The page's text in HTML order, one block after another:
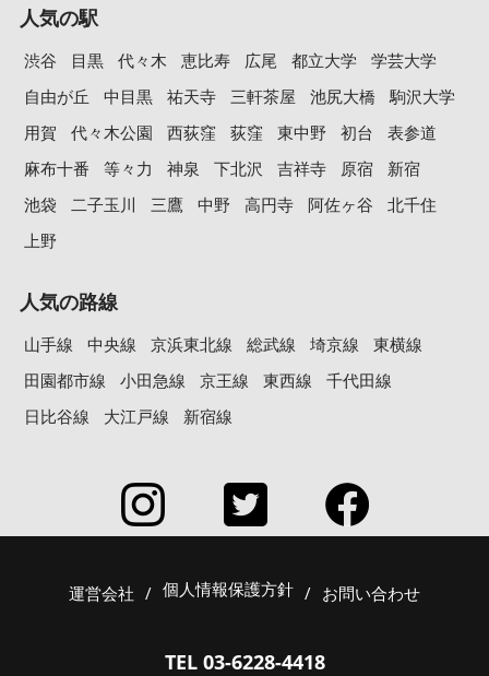
人気の駅
渋谷 目黒 代々木 恵比寿 広尾 都立大学
学芸大学
自由が丘
中目黒 祐天寺 三軒茶屋 池尻大橋
駒沢大学
用賀
代々木公園 西荻窪 荻窪 東中野 初台
表参道
麻布十番
等々力 神泉 下北沢 吉祥寺 原宿
新宿
池袋
二子玉川 三鷹 中野 高円寺 阿佐ヶ谷
北千住
上野
人気の路線
山手線 中央線 京浜東北線 総武線 埼京線
東横線
田園都市線
小田急線 京王線 東西線
千代田線
日比谷線
大江戸線 新宿線
運営会社 / 個人情報保護方針 / お問い合わせ
TEL 03-6228-4418